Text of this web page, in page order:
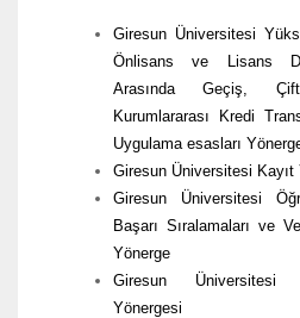
Giresun Üniversitesi
Önlisans ve Lisans
Arasında Geçiş,
Kurumlararası Kredi
Uygulama esasları
Giresun Üniversitesi Kayıt
Giresun Üniversitesi
Başarı Sıralamaları ve
Yönerge
Giresun Üniversitesi
Yönergesi